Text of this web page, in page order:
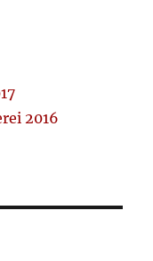
2016